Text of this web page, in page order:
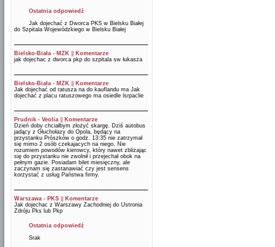
Ostatnia odpowiedź
Jak dojechać z Dworca PKS w Bielsku Białej
do Szpitala Wojewódzkiego w Bielsku Białej
Bielsko-Biała - MZK
Komentarze
jak dojechac z dworca pkp do szpitala sw łukasza
Bielsko-Biała - MZK
Komentarze
Jak dojechać od ratusza na do kauflandu ma Jak
dojechać z placu ratuszowego ma osiedle lsrpaclie
Prudnik - Veolia
Komentarze
Dzień doby chciałbym złożyć skargę. Dziś autobus
jadący z Głuchołazy do Opola, będący na
przystanku Prószków o godz. 13:35 nie zatrzymał
się mimo 2 osób czekajacych na niego. Nie
rozumiem powodów kierowcy, który nawet zbliżając
się do przystanku nie zwolnił i przejechał obok na
pełnym gazie. Posiadam bilet miesięczny, ale
zaczynam się zastanawiać czy jest sensens
korzystać z usług Państwa firmy.
Warszawa - PKS
Komentarze
Jak dojechac z Warszawy Zachodniej do Ustronia
Zdróju Pks lub Pkp
Ostatnia odpowiedź
Srak